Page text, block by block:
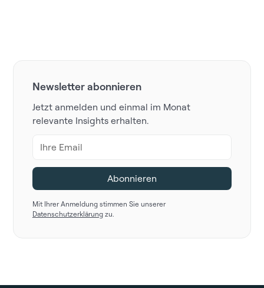
Newsletter abonnieren
Jetzt anmelden und einmal im Monat
relevante Insights erhalten.
Mit Ihrer Anmeldung stimmen Sie unserer
Datenschutzerklärungzu.